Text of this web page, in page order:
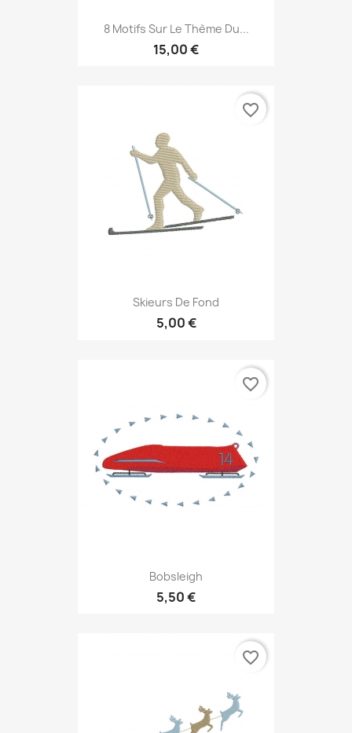
8 Motifs Sur Le Thème Du...
15,00 €
Skieurs De Fond
5,00 €
favorite_border
Bobsleigh
5,50 €
favorite_border
favorite_border